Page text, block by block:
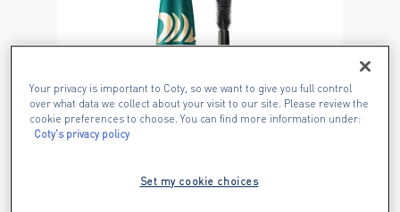
Your privacy is important to Coty, so we want to give you full control
over what data we collect about your visit to our site. Please review the
cookie preferences to choose. You can find more information under:
Coty's privacy policy
Set my cookie choices